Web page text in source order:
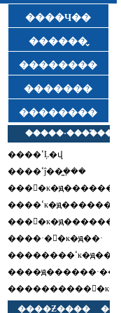
����Ч��
������̬
��������
�������
��������